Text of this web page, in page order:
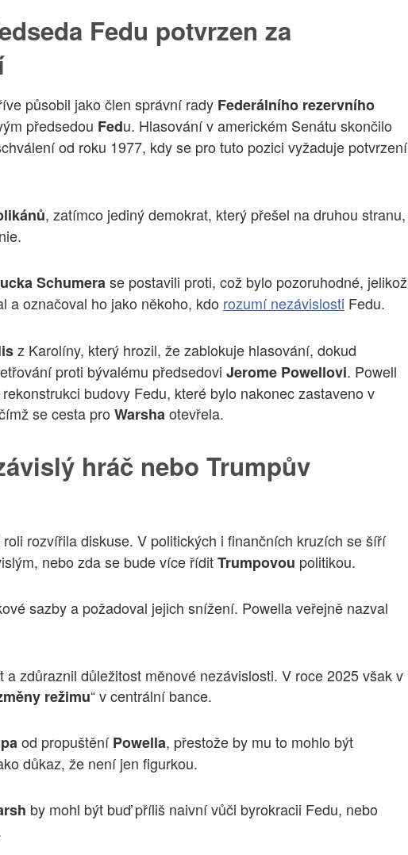
Fedu potvrzen za
působil jako člen správní rady Federálního rezervního
předsedou Fedu. Hlasování v americkém Senátu skončilo
od roku 1977, kdy se pro tuto pozici vyžaduje potvrzení
, zatímco jediný demokrat, který přešel na druhou stranu,
Schumerase postavili proti, což bylo pozoruhodné, jelikož
a označoval ho jako někoho, kdo rozumí nezávislosti Fedu.
z Karolíny, který hrozil, že zablokuje hlasování, dokud
proti bývalému předsedovi Jerome Powellovi. Powell
budovy Fedu, které bylo nakonec zastaveno v
se cesta pro Warshaotevřela.
hráč nebo Trumpův
rozvířila diskuse. V politických i finančních kruzích se šíří
nebo zda se bude více říditTrumpovou politikou.
sazby a požadoval jejich snížení. Powella veřejně nazval
zdůraznil důležitost měnové nezávislosti. V roce 2025 však v
režimu“ v centrální bance.
od propuštěníPowella, přestože by mu to mohlo být
důkaz, že není jen figurkou.
by mohl být buď příliš naivní vůči byrokracii Fedu, nebo